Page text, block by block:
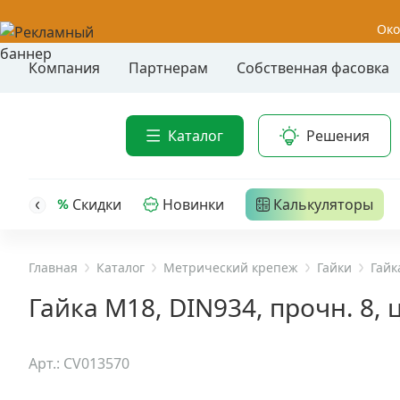
Компания Партнерам Собственная фасовка
Каталог Решения
Распродажа
Уценка
Дюбельная техника
головкой
трех-
Скидки Новинки Калькуляторы
Главная Каталог Метрический крепеж Гайки
Гайка М18, DIN934, прочн. 8,
Арт.: CV013570